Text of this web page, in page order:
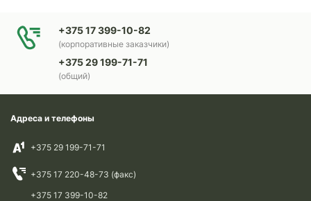
+375 17 399-10-82
(корпоративные заказчики)
+375 29 199-71-71
(общий)
Адреса и телефоны
+375 29 199-71-71
+375 17 220-48-73 (факс)
+375 17 399-10-82